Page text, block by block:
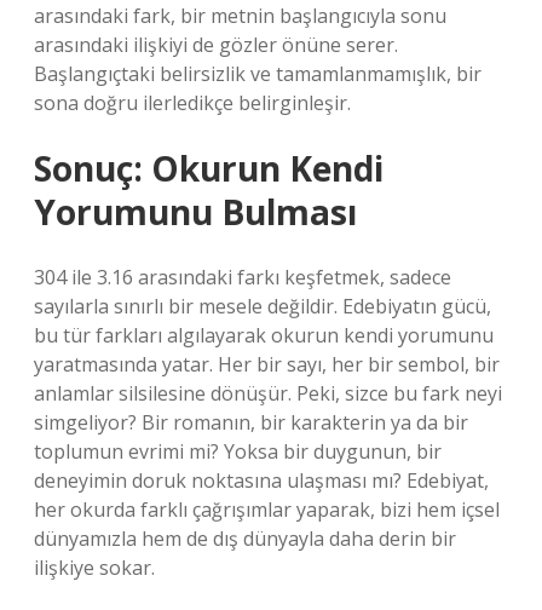
arasındaki fark, bir metnin başlangıcıyla sonu
arasındaki ilişkiyi de gözler önüne serer.
Başlangıçtaki belirsizlik ve tamamlanmamışlık, bir
sona doğru ilerledikçe belirginleşir.
Sonuç: Okurun Kendi
Yorumunu Bulması
304 ile 3.16 arasındaki farkı keşfetmek, sadece
sayılarla sınırlı bir mesele değildir. Edebiyatın gücü,
bu tür farkları algılayarak okurun kendi yorumunu
yaratmasında yatar. Her bir sayı, her bir sembol, bir
anlamlar silsilesine dönüşür. Peki, sizce bu fark neyi
simgeliyor? Bir romanın, bir karakterin ya da bir
toplumun evrimi mi? Yoksa bir duygunun, bir
deneyimin doruk noktasına ulaşması mı? Edebiyat,
her okurda farklı çağrışımlar yaparak, bizi hem içsel
dünyamızla hem de dış dünyayla daha derin bir
ilişkiye sokar.